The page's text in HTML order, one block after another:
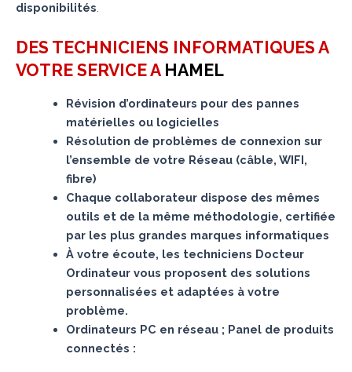
disponibilités.
DES TECHNICIENS INFORMATIQUES A
VOTRE SERVICE A HAMEL
Révision d’ordinateurs pour des pannes
matérielles ou logicielles
Résolution de problèmes de connexion sur
l’ensemble de votre Réseau (câble, WIFI,
fibre)
Chaque collaborateur dispose des mêmes
outils et de la même méthodologie, certifiée
par les plus grandes marques informatiques
À votre écoute, les techniciens Docteur
Ordinateur vous proposent des solutions
personnalisées et adaptées à votre
problème.
Ordinateurs PC en réseau ; Panel de produits
connectés :